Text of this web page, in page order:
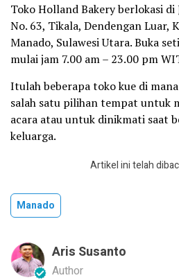
Toko Holland Bakery berlokasi di
No. 63, Tikala, Dendengan Luar,
Manado, Sulawesi Utara. Buka
mulai jam 7.00 am – 23.00 pm
Itulah beberapa toko kue di
salah satu pilihan tempat untuk
acara atau untuk dinikmati saat
keluarga.
Artikel ini telah
Manado
Aris Susanto
Author